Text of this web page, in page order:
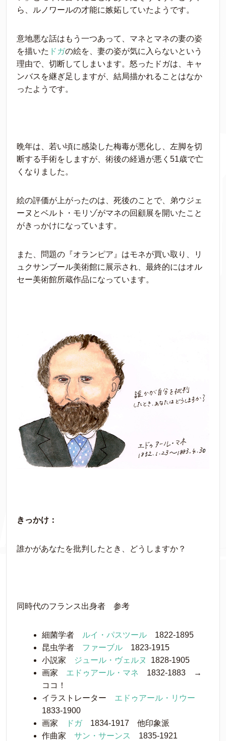
ら、ルノワールの才能に嫉妬していたようです。
意地悪な話はもう一つあって、マネとマネの妻の姿
を描いた ドガの絵を、妻の姿が気に入らないという
理由で、切断してしまいます。怒ったドガは、キャ
ンバスを継ぎ足しますが、結局描かれることはなか
ったようです。
晩年は、若い頃に感染した梅毒が悪化し、左脚を切
断する手術をしますが、術後の経過が悪く51歳で亡
くなりました。
絵の評価が上がったのは、死後のことで、弟ウジェ
ーヌとベルト・モリゾがマネの回顧展を開いたこと
がきっかけになっています。
また、問題の『オランピア』はモネが買い取り、リ
ュクサンブール美術館に展示され、最終的にはオル
セー美術館所蔵作品になっています。
きっかけ：
誰かがあなたを批判したとき、どうしますか？
同時代のフランス出身者 参考
細菌学者 ルイ・パスツール 1822-1895
昆虫学者 ファーブル 1823-1915
小説家
ジュール・ヴェルヌ
1828-1905
画家 エドゥアール・マネ 1832-1883 →
ココ！
イラストレーター エドゥアール・リウー
1833-1900
画家
ドガ1834-1917 他印象派
作曲家 サン・サーンス
1835-1921